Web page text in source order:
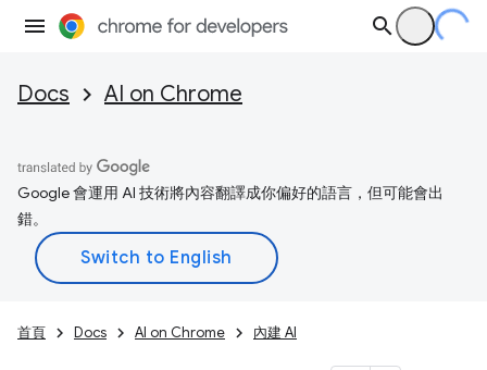
Docs AI on Chrome
Google 會運用 AI 技術將內容翻譯成你偏好的語言，但可能會出
錯。
首頁 Docs AI on Chrome 內建 AI